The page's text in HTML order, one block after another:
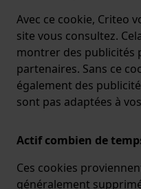
Avec ce cookie, Criteo
site vous consultez.
montrer des publicités
partenaires. Sans ce
également des
sont pas adaptées à
Actif combien de
Ces cookies
généralement